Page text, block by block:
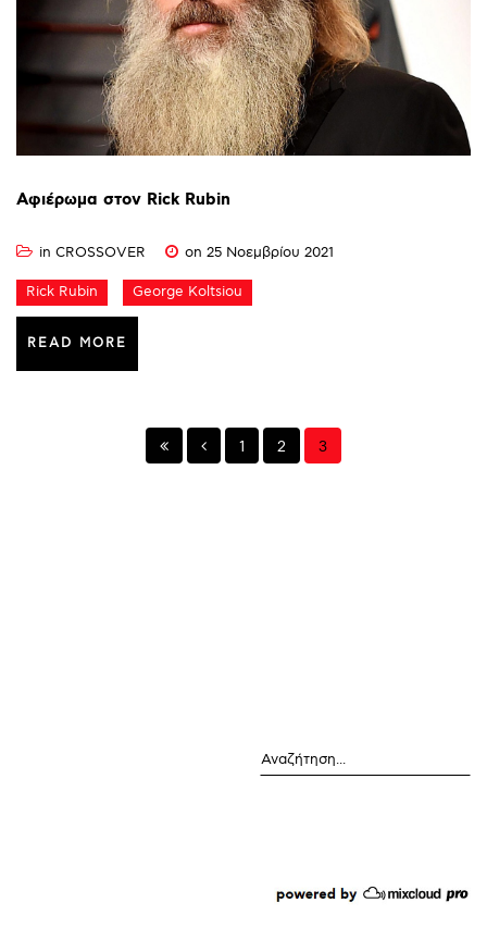
Αφιέρωμα στον Rick Rubin
in CROSSOVER on 25 Νοεμβρίου 2021
Rick Rubin George Koltsiou
READ MORE
1 2 3